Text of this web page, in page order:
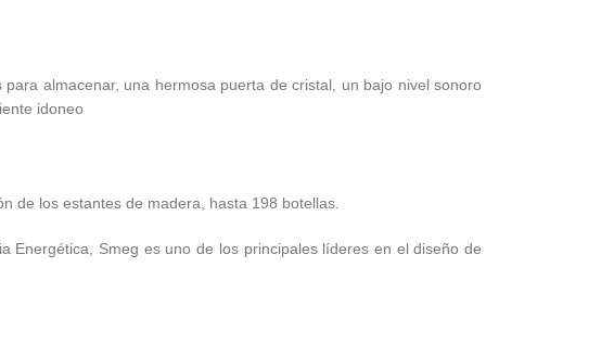
almacenar, una hermosa puerta de cristal, un bajo nivel sonoro
idoneo
de los estantes de madera, hasta 198 botellas.
Energética, Smeg es uno de los principales líderes en el diseño de